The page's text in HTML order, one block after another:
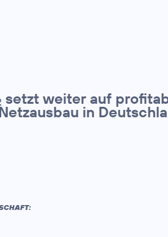
setzt weiter auf
in